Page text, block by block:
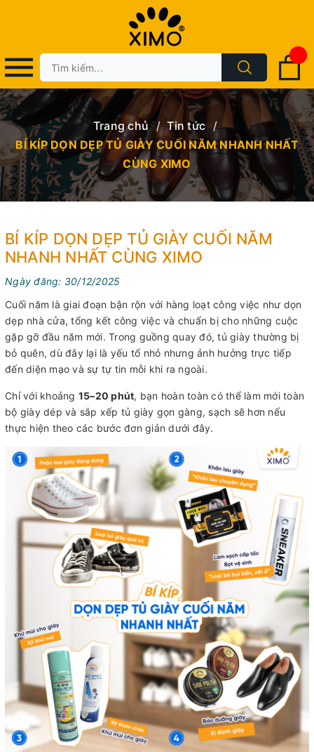
Trang chủ / Tin tức /
BÍ KÍP DỌN DẸP TỦ GIÀY CUỐI NĂM NHANH NHẤT
CÙNG XIMO
BÍ KÍP DỌN DẸP TỦ GIÀY CUỐI NĂM
NHANH NHẤT CÙNG XIMO
Ngày đăng: 30/12/2025
Cuối năm là giai đoạn bận rộn với hàng loạt công việc như dọn
dẹp nhà cửa, tổng kết công việc và chuẩn bị cho những cuộc
gặp gỡ đầu năm mới. Trong guồng quay đó, tủ giày thường bị
bỏ quên, dù đây lại là yếu tố nhỏ nhưng ảnh hưởng trực tiếp
đến diện mạo và sự tự tin mỗi khi ra ngoài.
Chỉ với khoảng 15–20 phút, bạn hoàn toàn có thể làm mới toàn
bộ giày dép và sắp xếp tủ giày gọn gàng, sạch sẽ hơn nếu
thực hiện theo các bước đơn giản dưới đây.